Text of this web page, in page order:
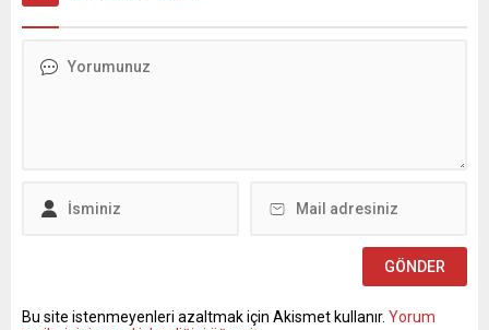
Bu site istenmeyenleri azaltmak için Akismet kullanır. Yorum